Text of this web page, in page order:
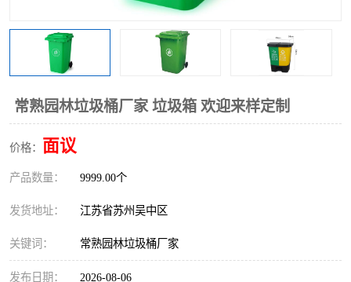
常熟园林垃圾桶厂家 垃圾箱 欢迎来样定制
价格： 面议
产品数量： 9999.00个
发货地址： 江苏省苏州吴中区
关键词： 常熟园林垃圾桶厂家
发布日期： 2026-08-06